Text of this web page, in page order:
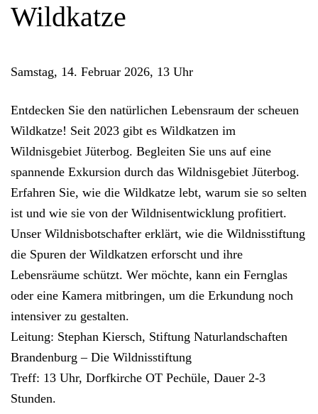
Wildkatze
Samstag, 14. Februar 2026, 13 Uhr
Entdecken Sie den natürlichen Lebensraum der scheuen
Wildkatze! Seit 2023 gibt es Wildkatzen im
Wildnisgebiet Jüterbog. Begleiten Sie uns auf eine
spannende Exkursion durch das Wildnisgebiet Jüterbog.
Erfahren Sie, wie die Wildkatze lebt, warum sie so selten
ist und wie sie von der Wildnisentwicklung profitiert.
Unser Wildnisbotschafter erklärt, wie die Wildnisstiftung
die Spuren der Wildkatzen erforscht und ihre
Lebensräume schützt. Wer möchte, kann ein Fernglas
oder eine Kamera mitbringen, um die Erkundung noch
intensiver zu gestalten.
Leitung: Stephan Kiersch, Stiftung Naturlandschaften
Brandenburg – Die Wildnisstiftung
Treff: 13 Uhr, Dorfkirche OT Pechüle, Dauer 2-3
Stunden.